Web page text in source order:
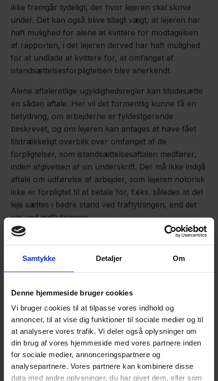
Samtykke Detaljer Om
Denne hjemmeside bruger cookies
Vi bruger cookies til at tilpasse vores indhold og
annoncer, til at vise dig funktioner til sociale medier og til
at analysere vores trafik. Vi deler også oplysninger om
din brug af vores hjemmeside med vores partnere inden
for sociale medier, annonceringspartnere og
analysepartnere. Vores partnere kan kombinere disse
data med andre oplysninger, du har givet dem, eller som
ikke fremgår tydeligt, der hvor lejeren skal skrive
under. Det kan også blive tillagt vægt, at lejeren har
haft mulighed for alene at kvittere for modtagelsen
af rapporten, i det lejeren derved har haft mulighed
for at undlade at kvittere for, at omfanget af
istandsættelsesforpligtelsen blev anerkendt.
Alene aftaleretlige ugyldighedsregler kan tilsidesætte
en sådan aftale. Her vil det formentlig kunne få en
betydning, om arbejderne er fyldestgørende
beskrevet, og om lejeren kan antages at have fået
tilstrækkeligt overblik over omfanget af de
forpligtelser, som istandsættelsesaftalen medfører,
inden afgivelsen af sin underskrift. Der må ikke indgå
aftale om udførelse af arbejder, som lejeren notorisk
ikke er forpligtet til at betale for, f.eks. således at det
leje sættes i bedre stand ved fraflytningen, end det
var ved indflytningen.
Hensigten med de aftaleretlige ugyldighedsregler er
mod at den anden part misbruger sin overlegne
stilling til at skaffe sig fordele ved at anvende vilkår,
der ensidigt tjener hans interesser. Der ses således
det kan have en betydning, om den ene part har
professionel sagkundskab på området, og/eller den
anden part er særlig ukyndig på området. Som
udgangspunkt vil en lejer i boliglejemål blive
betragtet som forbruger, idet udlejer ofte handler
inden for sit erhverv og lejer uden for sit erhverv.